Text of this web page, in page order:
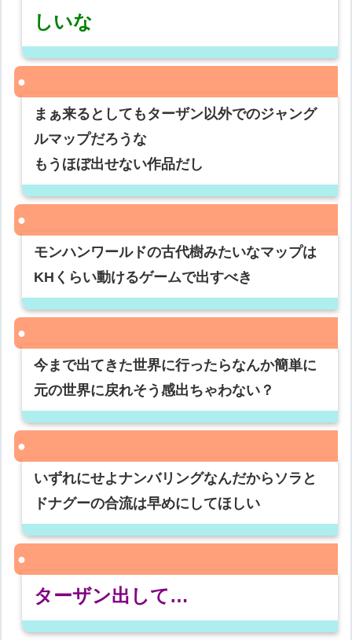
しいな
まぁ来るとしてもターザン以外でのジャング
ルマップだろうな
もうほぼ出せない作品だし
モンハンワールドの古代樹みたいなマップは
KHくらい動けるゲームで出すべき
今まで出てきた世界に行ったらなんか簡単に
元の世界に戻れそう感出ちゃわない？
いずれにせよナンバリングなんだからソラと
ドナグーの合流は早めにしてほしい
ターザン出して…